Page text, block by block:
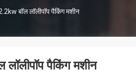
बॉल लॉलीपॉप पैकिंग मशीन
लॉलीपॉप पैकिंग मशीन